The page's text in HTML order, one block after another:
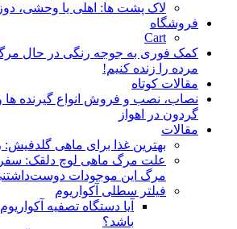
لاک پشت ها: اهلی یا وحشی،
فروشگاه
Cart
کمک فوری به جوجه رنگی در حال
مرده را زنده کنیم!
مقالات کوتاه
نصاب، نصب و فروش انواع گیرنده ها
گردون در اهواز
مقالات
بهترین غذا برای ماهی گلدفیش:
علت مرگ ماهی لوچ دلقک: سفری
مرگ این موجودات
فیلتر سطلی آکواریوم
آیا دستگاه تصفیه
باشد؟